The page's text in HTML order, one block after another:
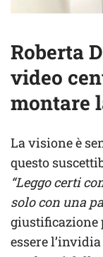
Roberta
video
montare
La visione è
questo
“Leggo certi
solo con una
giustificazione
essere